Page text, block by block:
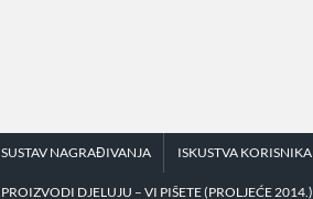
SUSTAV NAGRAĐIVANJA ISKUSTVA KORISNIKA
PROIZVODI DJELUJU – VI PIŠETE (PROLJEĆE 2014.)